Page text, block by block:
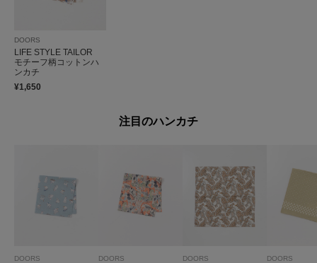
DOORS
LIFE STYLE TAILOR
モチーフ柄コットンハ
ンカチ
¥1,650
注目のハンカチ
DOORS DOORS DOORS DOORS